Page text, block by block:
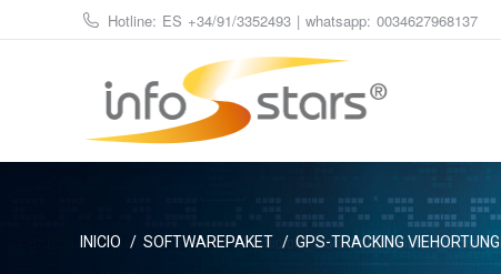
Hotline: ES +34/91/3352493 | whatsapp: 0034627968137
Estás aquí:
INICIO SOFTWAREPAKET GPS-TRACKING